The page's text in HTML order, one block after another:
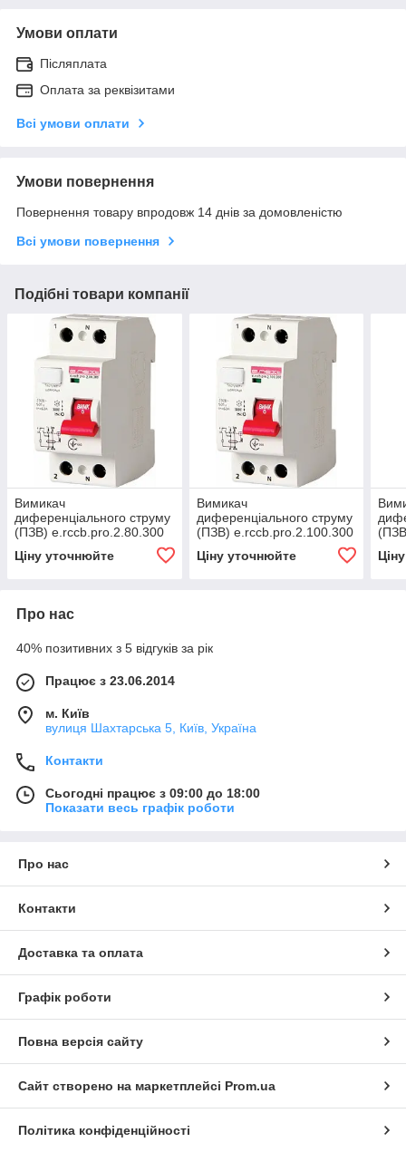
Умови оплати
Післяплата
Оплата за реквізитами
Всі умови оплати
Умови повернення
Повернення товару впродовж 14 днів за домовленістю
Всі умови повернення
Подібні товари компанії
Вимикач
диференціального струму
(ПЗВ) e.rccb.pro.2.80.300
Ціну уточнюйте
Вимикач
диференціального струму
(ПЗВ) e.rccb.pro.2.100.300
Ціну уточнюйте
Про нас
40% позитивних з 5 відгуків за рік
Працює з 23.06.2014
м. Київ
вулиця Шахтарська 5, Київ, Україна
Контакти
Сьогодні працює з 09:00 до 18:00
Показати весь графік роботи
Про нас
Контакти
Доставка та оплата
Графік роботи
Повна версія сайту
Сайт створено на маркетплейсі Prom.ua
Політика конфіденційності